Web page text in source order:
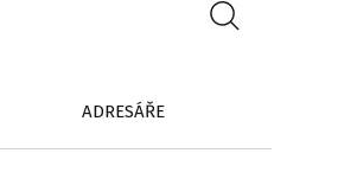
ADRESÁŘE